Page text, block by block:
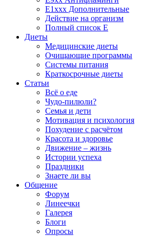
E1xxx Дополнительные
Действие на организм
Полный список E
Диеты
Медицинские диеты
Очищающие программы
Системы питания
Краткосрочные диеты
Статьи
Всё о еде
Чудо-пилюли?
Семья и дети
Мотивация и психология
Похудение с расчётом
Красота и здоровье
Движение – жизнь
Истории успеха
Праздники
Знаете ли вы
Общение
Форум
Линеечки
Галерея
Блоги
Опросы